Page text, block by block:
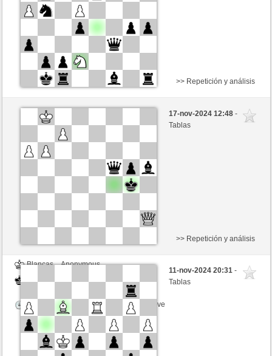
Blancas
Anonymous
Negras
Tiempo: 5 minutes/side + 8 seconds/move
>> Repetición y análisis
17-nov-2024 12:48-
Tablas
Blancas
Anonymous
Tiempo: 5 minutes/side + 8 seconds/move
>> Repetición y análisis
11-nov-2024 20:31-
Tablas